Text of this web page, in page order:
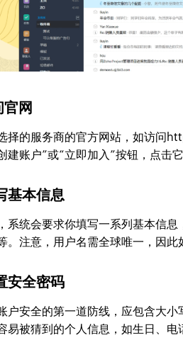
官网
择的服务商的官方网站，如访问
建账户”或“立即加入”按钮，点击
基本信息
系统会要求你填写一系列基本信
。注意，用户名需全球唯一，因此
安全密码
户安全的第一道防线，应包含大
易被猜到的个人信息，如生日、电